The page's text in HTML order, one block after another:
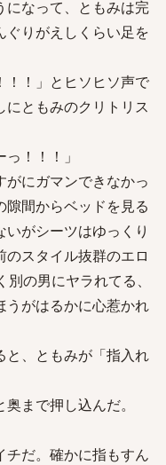
になって、ともみは完
りがえしくらい足を
！！」とヒソヒソ声で
ともみのクリトリス
！！！」
がにガマンできなかっ
間からベッドを見る
がシーツはゆっくり
スタイル抜群のエロ
の男にヤラれてる、
うがはるかに心惹かれ
と、ともみが「指入れ
まで押し込んだ。
チだ。確かに指もすん